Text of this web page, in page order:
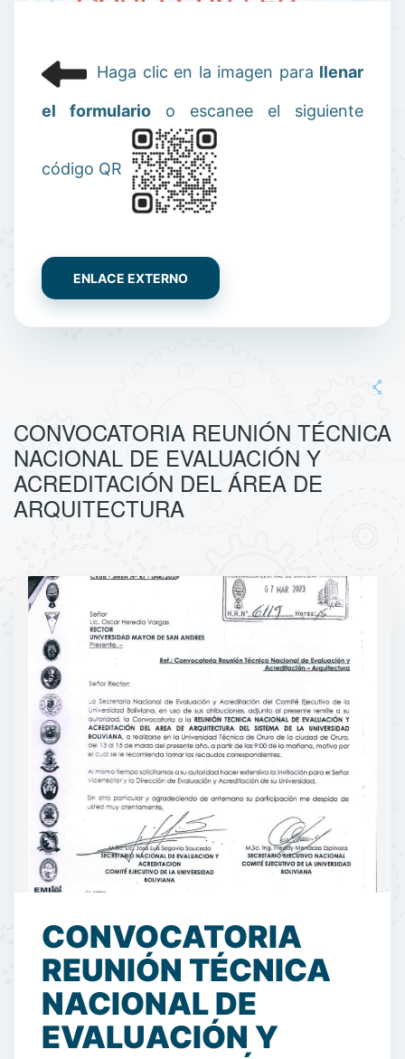
Haga clic en la imagen para llenar
el formulario o escanee el siguiente
código QR
ENLACE EXTERNO
CONVOCATORIA REUNIÓN TÉCNICA
NACIONAL DE EVALUACIÓN Y
ACREDITACIÓN DEL ÁREA DE
ARQUITECTURA
CONVOCATORIA
REUNIÓN TÉCNICA
NACIONAL DE
EVALUACIÓN Y